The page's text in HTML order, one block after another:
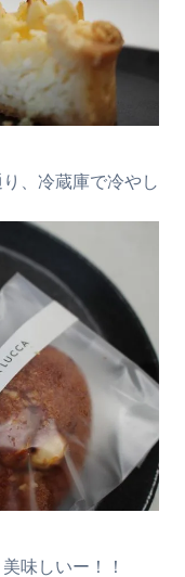
、冷蔵庫で冷やし
味しいー！！